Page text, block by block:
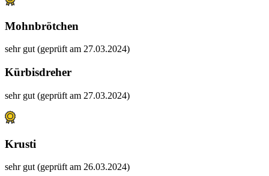
Mohnbrötchen
sehr gut (geprüft am 27.03.2024)
Kürbisdreher
sehr gut (geprüft am 27.03.2024)
Krusti
sehr gut (geprüft am 26.03.2024)